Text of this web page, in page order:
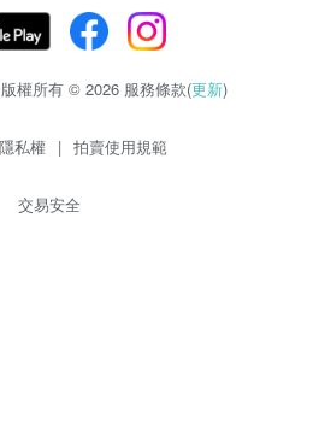
權所有 © 2026 服務條款(更新)
隱私權 | 拍賣使用規範
交易安全